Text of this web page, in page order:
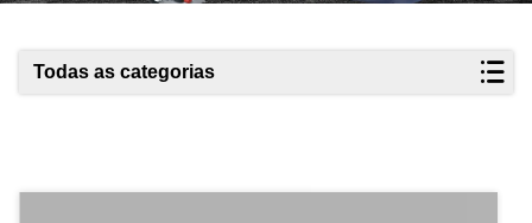
Todas as categorias